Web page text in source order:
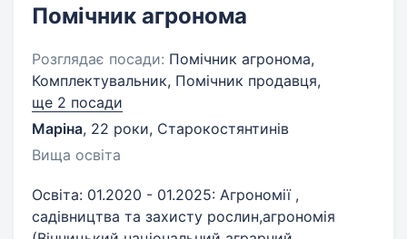
Помічник агронома
Розглядає посади: Помічник агронома,
Комплектувальник, Помічник продавця,
ще 2 посади
Маріна, 22 роки, Старокостянтинів
Вища освіта
Освіта: 01.2020 - 01.2025: Агрономії ,
садівництва та захисту рослин,агрономія